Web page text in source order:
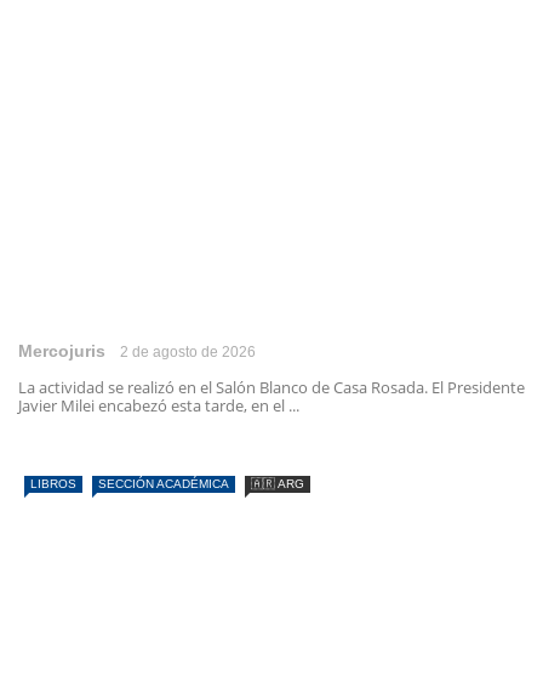
Mercojuris 2 de agosto de 2026
La actividad se realizó en el Salón Blanco de Casa Rosada. El Presidente
Javier Milei encabezó esta tarde, en el ...
LIBROS SECCIÓN ACADÉMICA 🇦🇷 ARG